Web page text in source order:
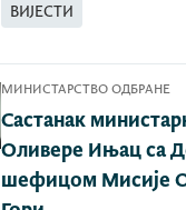
ВИЈЕСТИ
МИНИСТАРСТВО ОДБРАНЕ
Састанак
Оливере Ињац са
шефицом Мисије